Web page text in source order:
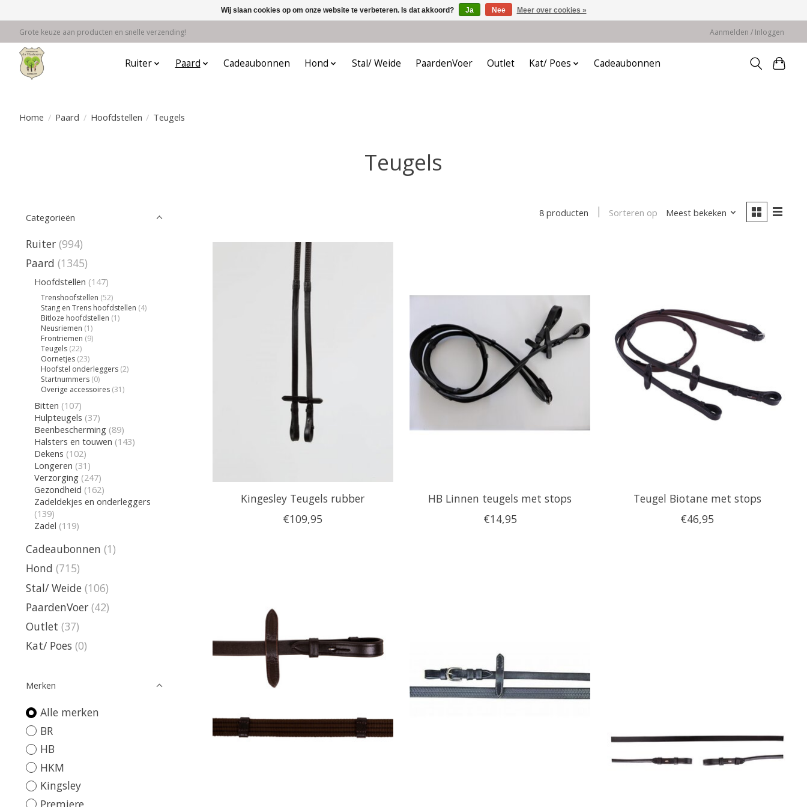
Grote keuze aan producten en snelle verzending! Aanmelden / Inloggen
Ruiter Paard Cadeaubonnen Hond Stal/ Weide PaardenVoer Outlet Kat/ Poes Cadeaubonnen
Home / Paard / Hoofdstellen / Teugels
Teugels
Categorieën
Ruiter (994)
Paard (1345)
Hoofdstellen (147)
Trenshoofstellen (52)
Stang en Trens hoofdstellen (4)
Bitloze hoofdstellen (1)
Neusriemen (1)
Frontriemen (9)
Teugels (22)
Oornetjes (23)
Hoofstel onderleggers (2)
Startnummers (0)
Overige accessoires (31)
Bitten (107)
Hulpteugels (37)
Beenbescherming (89)
Halsters en touwen (143)
Dekens (102)
Longeren (31)
Verzorging (247)
Gezondheid (162)
Zadeldekjes en onderleggers
(139)
Zadel (119)
Cadeaubonnen (1)
Hond (715)
Stal/ Weide (106)
PaardenVoer (42)
Outlet (37)
Kat/ Poes (0)
Merken
Alle merken
BR
HB
HKM
Kingsley
Premiere
8 producten Sorteren op Meest bekeken
Kingesley Teugels rubber
€109,95
HB Linnen teugels met stops
€14,95
Teugel Biotane met stops
€46,95
Wij slaan cookies op om onze website te verbeteren. Is dat akkoord? Ja Nee Meer over cookies »